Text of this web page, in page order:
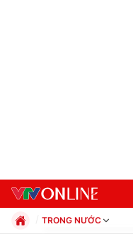
TRONG NƯỚC